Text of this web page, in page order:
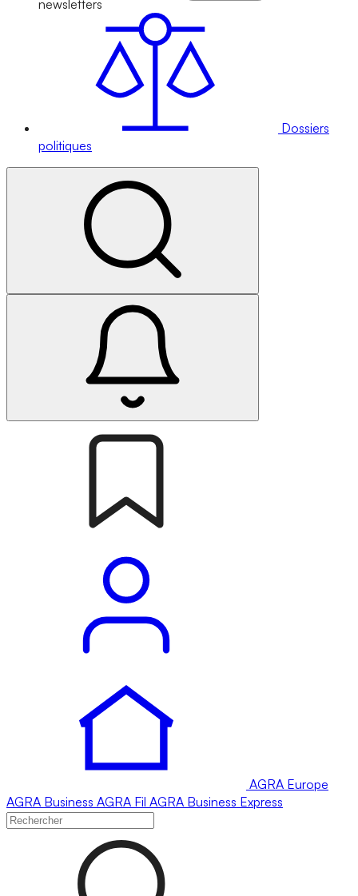
newsletters
Dossiers
politiques
AGRA Europe
AGRA Business AGRA Fil AGRA Business Express